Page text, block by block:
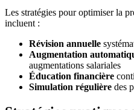
Les stratégies pour optimiser la
incluent :
Révision annuelle
Augmentation
augmentations salariales
Éducation financière
Simulation régulière des